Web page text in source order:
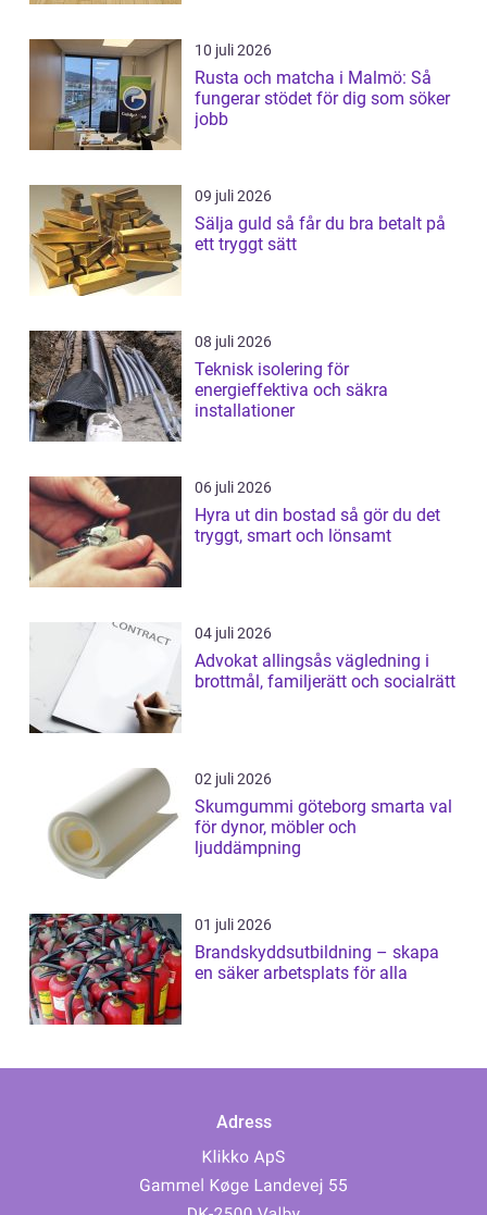
10 juli 2026
Rusta och matcha i Malmö: Så
fungerar stödet för dig som söker
jobb
09 juli 2026
Sälja guld så får du bra betalt på
ett tryggt sätt
08 juli 2026
Teknisk isolering för
energieffektiva och säkra
installationer
06 juli 2026
Hyra ut din bostad så gör du det
tryggt, smart och lönsamt
04 juli 2026
Advokat allingsås vägledning i
brottmål, familjerätt och socialrätt
02 juli 2026
Skumgummi göteborg smarta val
för dynor, möbler och
ljuddämpning
01 juli 2026
Brandskyddsutbildning – skapa
en säker arbetsplats för alla
Adress